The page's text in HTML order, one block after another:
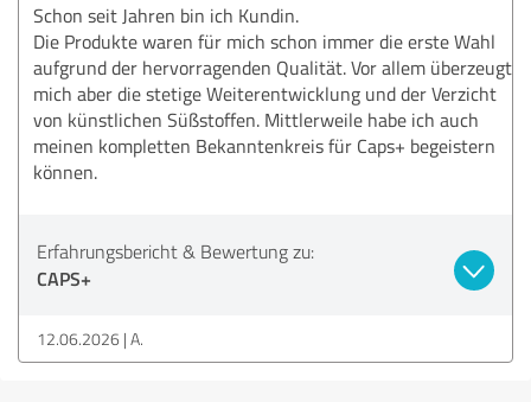
Schon seit Jahren bin ich Kundin.
Die Produkte waren für mich schon immer die erste Wahl
aufgrund der hervorragenden Qualität. Vor allem überzeugt
mich aber die stetige Weiterentwicklung und der Verzicht
von künstlichen Süßstoffen. Mittlerweile habe ich auch
meinen kompletten Bekanntenkreis für Caps+ begeistern
können.
Erfahrungsbericht & Bewertung zu:
CAPS+
12.06.2026 A.